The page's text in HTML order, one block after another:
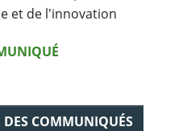
et de l'innovation
DES COMMUNIQUÉS